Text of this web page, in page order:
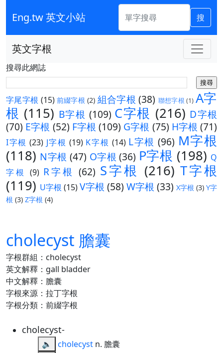
Eng.tw 英文小站 搜
英文字根
搜尋此網誌
字尾字根 (15) 前綴字根 (2) 組合字根 (38) 聯想字根 (1) A字
根 (115) B字根 (109) C字根 (216) D字根
(70) E字根 (52) F字根 (109) G字根 (75) H字根 (71)
I字根 (23) J字根 (19) K字根 (14) L字根 (96) M字根
(118) N字根 (47) O字根 (36) P字根 (198) Q
字根 (9) R字根 (62) S字根 (216) T字根
(119) U字根 (15)V字根 (58) W字根 (33) X字根 (3) Y字
根 (3) Z字根 (4)
cholecyst 膽囊
字根群組：cholecyst
英文解釋：gall bladder
中文解釋：膽囊
字根來源：拉丁字根
字根分類：前綴字根
cholecyst-
🔈 cholecyst n. 膽囊